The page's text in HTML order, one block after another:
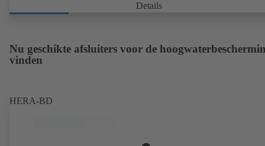
Details
Nu geschikte afsluiters voor de
vinden
HERA-BD